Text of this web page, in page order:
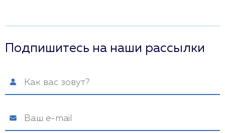
Подпишитесь на наши рассылки